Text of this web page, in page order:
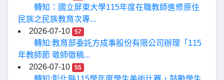
轉知：國立屏東大學115年度在職教師進修原住
民族之民族教育次專...
2026-07-10
57
轉知:教育部委託方成事股份有限公司辦理「115
年教師節 敬師徵稿...
2026-07-10
55